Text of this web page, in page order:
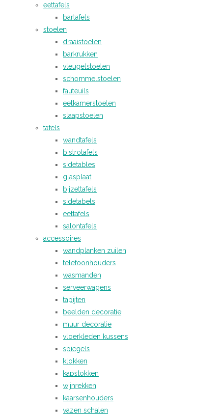
eettafels
bartafels
stoelen
draaistoelen
barkrukken
vleugelstoelen
schommelstoelen
fauteuils
eetkamerstoelen
slaapstoelen
tafels
wandtafels
bistrotafels
sidetables
glasplaat
bijzettafels
sidetabels
eettafels
salontafels
accessoires
wandplanken zuilen
telefoonhouders
wasmanden
serveerwagens
tapijten
beelden decoratie
muur decoratie
vloerkleden kussens
spiegels
klokken
kapstokken
wijnrekken
kaarsenhouders
vazen schalen